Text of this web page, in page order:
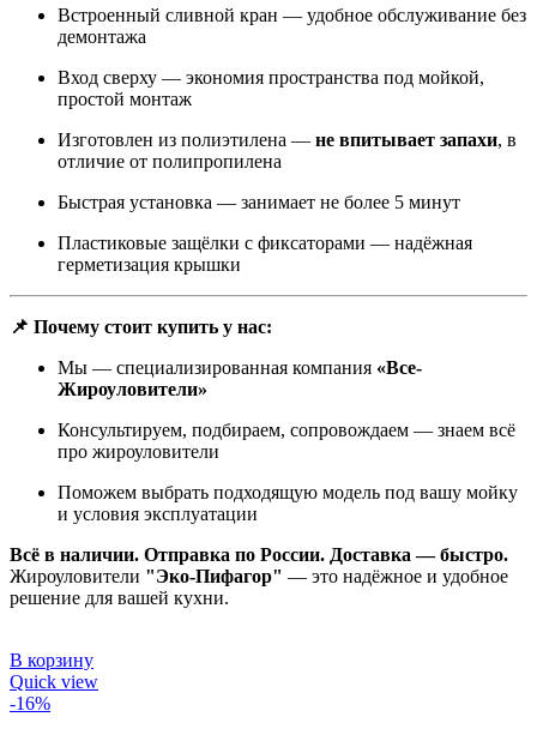
Встроенный сливной кран — удобное обслуживание без
демонтажа
Вход сверху — экономия пространства под мойкой,
простой монтаж
Изготовлен из полиэтилена — не впитывает запахи, в
отличие от полипропилена
Быстрая установка — занимает не более 5 минут
Пластиковые защёлки с фиксаторами — надёжная
герметизация крышки
📌 Почему стоит купить у нас:
Мы — специализированная компания «Все-
Жироуловители»
Консультируем, подбираем, сопровождаем — знаем всё
про жироуловители
Поможем выбрать подходящую модель под вашу мойку
и условия эксплуатации
Всё в наличии. Отправка по России. Доставка — быстро.
Жироуловители "Эко-Пифагор" — это надёжное и удобное
решение для вашей кухни.
В корзину
Quick view
-16%